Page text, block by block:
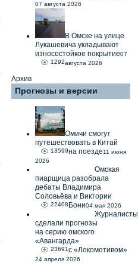
07 августа 2026
В Омске на улице
Лукашевича укладывают
износостойкое покрытие
1292
07
августа 2026
Архив
Прогнозы и версии
Омичи смогут
путешествовать в Китай
на поезде
13599
11 июня
2026
Омская
пиарщица разобрала
дебаты Владимира
Соловьёва и Виктории
Бони
22408 04 мая 2026
Журналисты
сделали прогнозы
на серию омского
«Авангарда»
с «Локомотивом»
23691
24 апреля 2026